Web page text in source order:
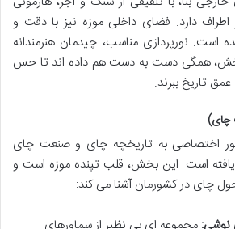
دارد. فضای داخلی موزه نیز با دقت و
است. نورپردازی مناسب، چیدمان هنرمندانه
همگی دست به دست هم داده اند تا حس
عمق تاریخ ببرند.
چای)
اختصاصی به تاریخچه چای و صنعت چای
است. این بخش، قلب تپنده موزه است و
چای در کشورمان آشنا می کند: